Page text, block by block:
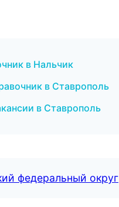
в Нальчик
в Ставрополь
в Ставрополь
федеральный округ